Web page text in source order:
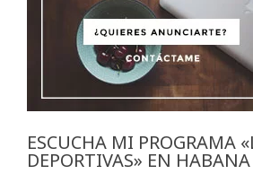
ESCUCHA MI PROGRAMA
DEPORTIVAS» EN